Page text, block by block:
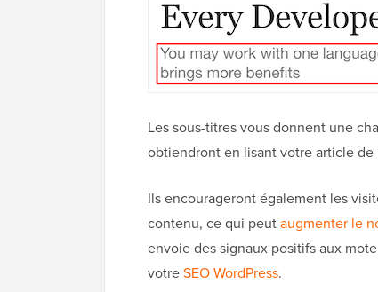
Les sous-titres vous donnent une
obtiendront en lisant votre article de
Ils encourageront également les
contenu, ce qui peutaugmenter le
envoie des signaux positifs aux
votreSEO WordPress.